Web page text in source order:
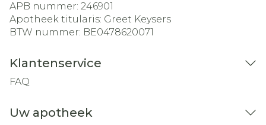
APB nummer: 246901
Apotheek titularis: Greet Keysers
BTW nummer: BE0478620071
Klantenservice
FAQ
Uw apotheek